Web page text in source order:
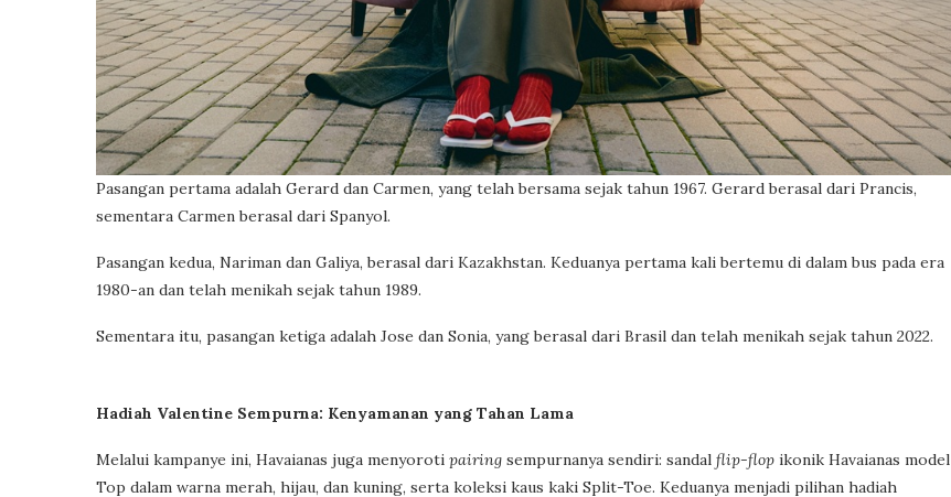
Pasangan pertama adalah Gerard dan Carmen, yang telah bersama sejak tahun 1967. Gerard berasal dari Prancis,
sementara Carmen berasal dari Spanyol.
Pasangan kedua, Nariman dan Galiya, berasal dari Kazakhstan. Keduanya pertama kali bertemu di dalam bus pada era
1980-an dan telah menikah sejak tahun 1989.
Sementara itu, pasangan ketiga adalah Jose dan Sonia, yang berasal dari Brasil dan telah menikah sejak tahun 2022.
Hadiah Valentine Sempurna: Kenyamanan yang Tahan Lama
Melalui kampanye ini, Havaianas juga menyoroti pairing sempurnanya sendiri: sandal flip-flop ikonik Havaianas model
Top dalam warna merah, hijau, dan kuning, serta koleksi kaus kaki Split-Toe. Keduanya menjadi pilihan hadiah